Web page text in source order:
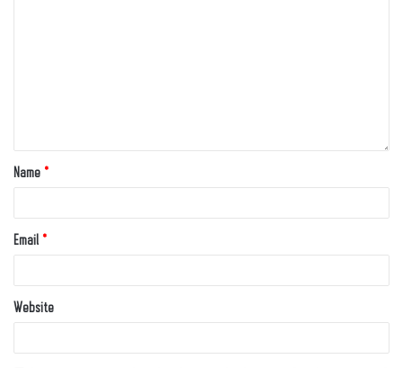
Name *
Email *
Website